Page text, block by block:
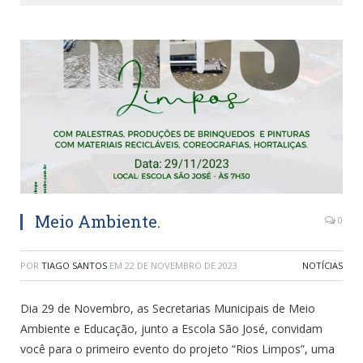
Meio Ambiente. 0
POR TIAGO SANTOS EM 22 DE NOVEMBRO DE 2023 NOTÍCIAS
Dia 29 de Novembro, as Secretarias Municipais de Meio
Ambiente e Educação, junto a Escola São José, convidam
você para o primeiro evento do projeto “Rios Limpos”, uma